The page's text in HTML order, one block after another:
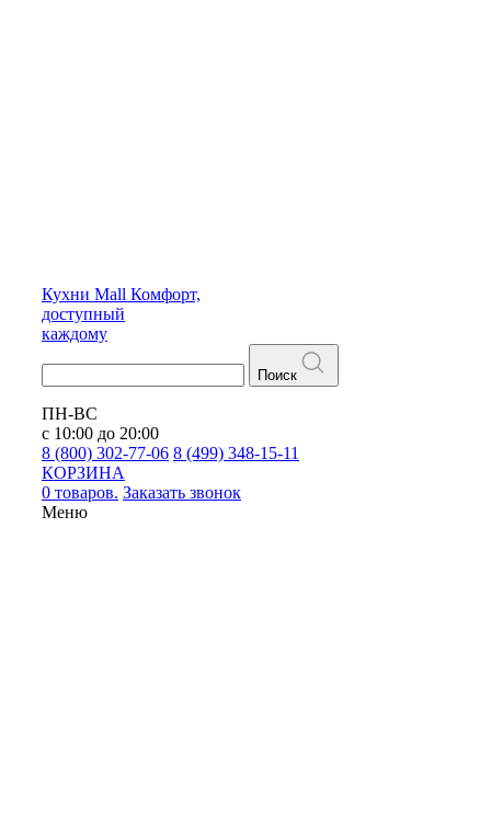
Кухни Mall Комфорт,
доступный
каждому
Поиск
ПН-ВС
с 10:00 до 20:00
8 (800) 302-77-06 8 (499) 348-15-11
КОРЗИНА
0 товаров. Заказать звонок
Меню